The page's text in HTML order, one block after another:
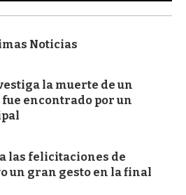
Noticias
la muerte de un
fue encontrado por un
las felicitaciones de
un gran gesto en la final